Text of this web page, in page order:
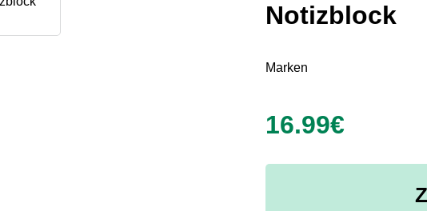
Notizblock
Marken
16.99€